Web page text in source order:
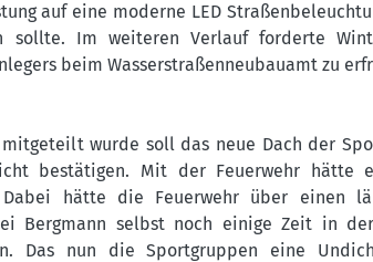
auf eine moderne LED
sollte. Im weiteren Verlauf forderte
beim Wasserstraßenneubauamt zu
wurde soll das neue Dach der
bestätigen. Mit der Feuerwehr hätte
hätte die Feuerwehr über einen
Bergmann selbst noch einige Zeit in
Das nun die Sportgruppen eine